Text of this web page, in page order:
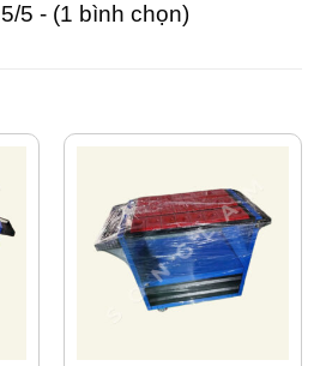
5/5 - (1 bình chọn)